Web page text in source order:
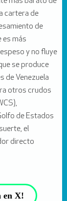
cartera de
de
es más
y no fluye
se produce
de Venezuela
otros crudos
de Estados
el
directo
en X!